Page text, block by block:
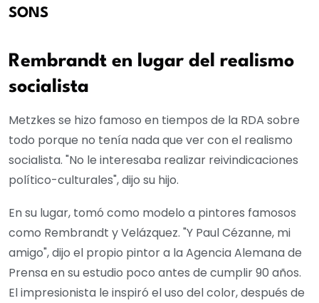
SONS
Rembrandt en lugar del realismo
socialista
Metzkes se hizo famoso en tiempos de la RDA sobre
todo porque no tenía nada que ver con el realismo
socialista. "No le interesaba realizar reivindicaciones
político-culturales", dijo su hijo.
En su lugar, tomó como modelo a pintores famosos
como Rembrandt y Velázquez. "Y Paul Cézanne, mi
amigo", dijo el propio pintor a la Agencia Alemana de
Prensa en su estudio poco antes de cumplir 90 años.
El impresionista le inspiró el uso del color, después de